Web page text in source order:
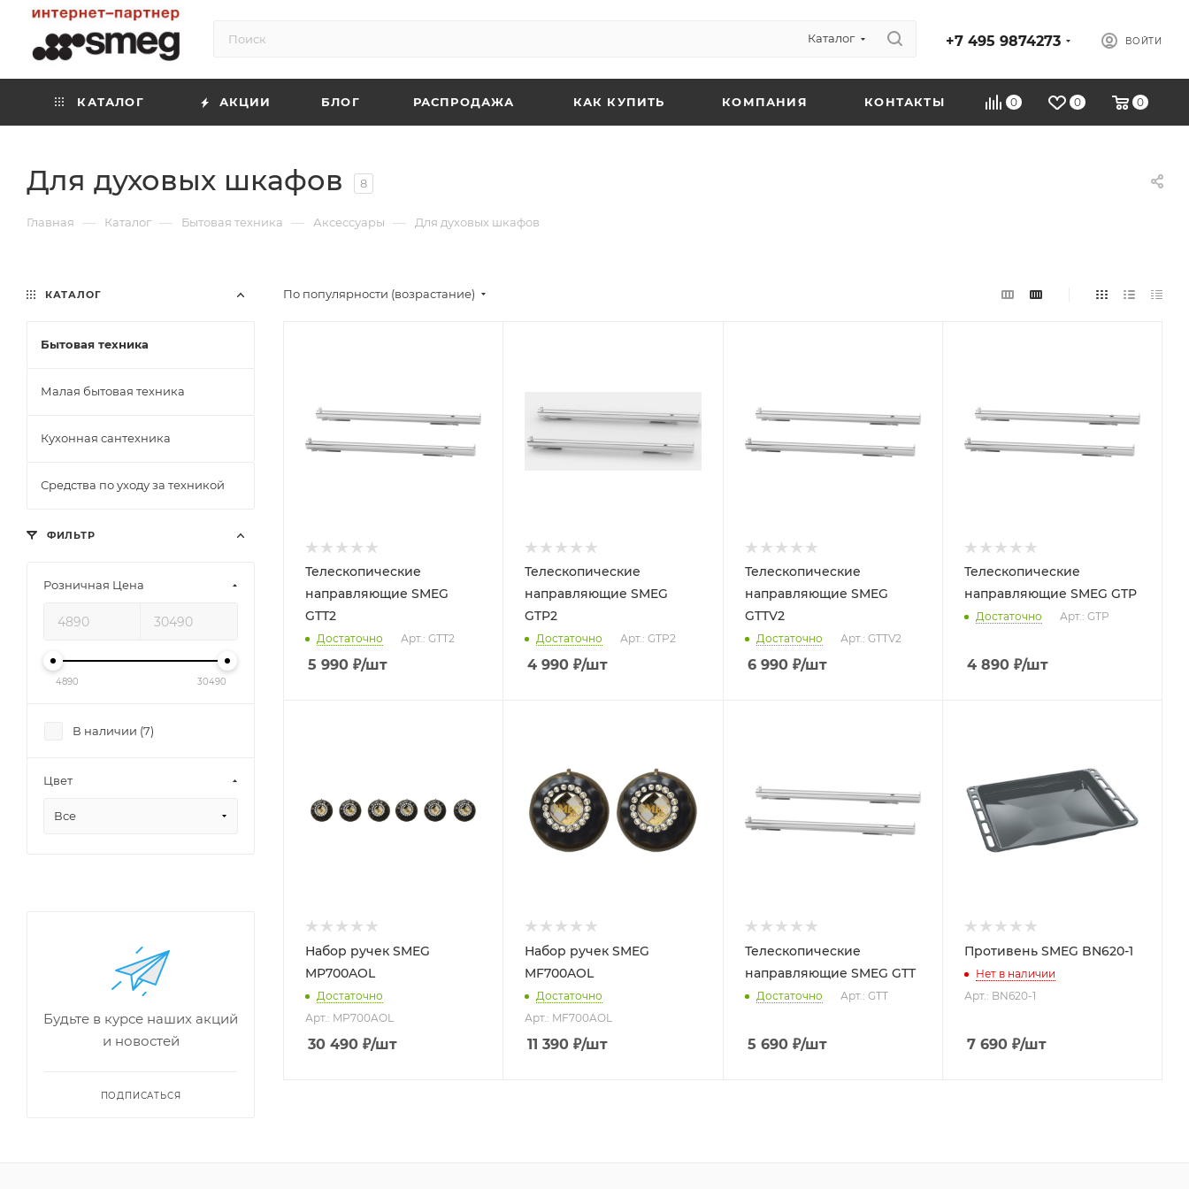
Каталог +7 495 9874273 ВОЙТИ
0 0 0
КАТАЛОГ АКЦИИ БЛОГ РАСПРОДАЖА КАК КУПИТЬ КОМПАНИЯ КОНТАКТЫ
Для духовых шкафов 8
Главная — Каталог — Бытовая техника — Аксессуары — Для духовых шкафов
По популярности (возрастание)
Телескопические
направляющие SMEG
GTT2
Достаточно Арт.: GTT2
5 990 ₽/шт
Телескопические
направляющие SMEG
GTP2
Достаточно Арт.: GTP2
4 990 ₽/шт
Телескопические
направляющие SMEG
GTTV2
Достаточно Арт.: GTTV2
6 990₽/шт
Телескопические
направляющие SMEG GTP
Достаточно Арт.: GTP
4 890₽/шт
Набор ручек SMEG
MP700AOL
Достаточно
Арт.: MP700AOL
30 490 ₽/шт
Набор ручек SMEG
MF700AOL
Достаточно
Арт.: MF700AOL
11 390 ₽/шт
Телескопические
направляющие SMEG GTT
Достаточно Арт.: GTT
5 690₽/шт
Противень SMEG BN620-1
Нет в наличии
Арт.: BN620-1
7 690₽/шт
КАТАЛОГ
Бытовая техника
Малая бытовая техника
Кухонная сантехника
Средства по уходу за техникой
ФИЛЬТР
Розничная Цена
4890 30490
В наличии (7)
Цвет
Все
Будьте в курсе наших акций
и новостей
ПОДПИСАТЬСЯ